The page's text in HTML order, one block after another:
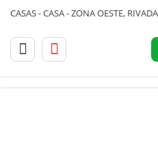
CASAS - CASA - ZONA OESTE,